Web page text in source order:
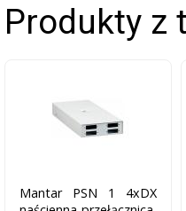
Produkty z
Mantar PSN 1 4xDX